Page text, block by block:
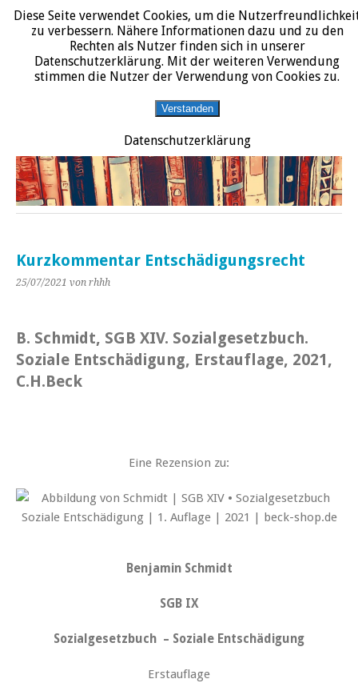
START DATENSCHUTZERKLÄRUNG IMPRESSUM ÜBER JURALIT
JURALIT
Rezensionen juristischer Literatur
Kurzkommentar Entschädigungsrecht
25/07/2021 von rhhh
B. Schmidt, SGB XIV. Sozialgesetzbuch.
Soziale Entschädigung, Erstauflage, 2021,
C.H.Beck
Eine Rezension zu:
Benjamin Schmidt
SGB IX
Sozialgesetzbuch – Soziale Entschädigung
Erstauflage
Diese Seite verwendet Cookies, um die
zu verbessern. Nähere Informationen dazu und zu den
Rechten als Nutzer finden sich in unserer
Datenschutzerklärung. Mit der weiteren Verwendung
stimmen die Nutzer der Verwendung von Cookies zu.
Verstanden
Datenschutzerklärung